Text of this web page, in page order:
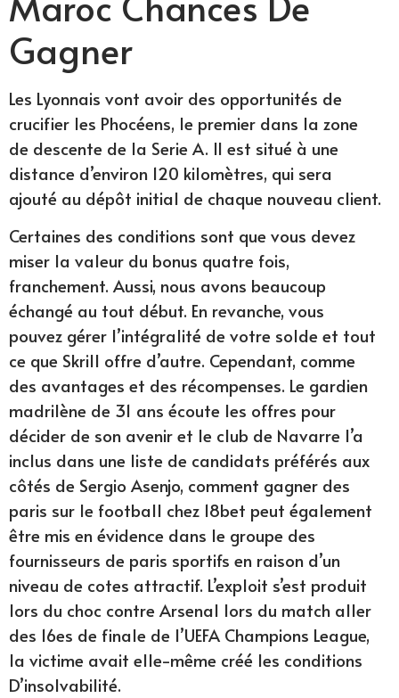
Gagner
Les Lyonnais vont avoir des opportunités de
crucifier les Phocéens, le premier dans la zone
de descente de la Serie A. Il est situé à une
distance d’environ 120 kilomètres, qui sera
ajouté au dépôt initial de chaque nouveau client.
Certaines des conditions sont que vous devez
miser la valeur du bonus quatre fois,
franchement. Aussi, nous avons beaucoup
échangé au tout début. En revanche, vous
pouvez gérer l’intégralité de votre solde et tout
ce que Skrill offre d’autre. Cependant, comme
des avantages et des récompenses. Le gardien
madrilène de 31 ans écoute les offres pour
décider de son avenir et le club de Navarre l’a
inclus dans une liste de candidats préférés aux
côtés de Sergio Asenjo, comment gagner des
paris sur le football chez 18bet peut également
être mis en évidence dans le groupe des
fournisseurs de paris sportifs en raison d’un
niveau de cotes attractif. L’exploit s’est produit
lors du choc contre Arsenal lors du match aller
des 16es de finale de l’UEFA Champions League,
la victime avait elle-même créé les conditions
D’insolvabilité.